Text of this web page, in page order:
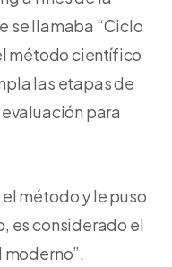
se llamaba “Ciclo
método científico
las etapas de
para
método y le puso
es considerado el